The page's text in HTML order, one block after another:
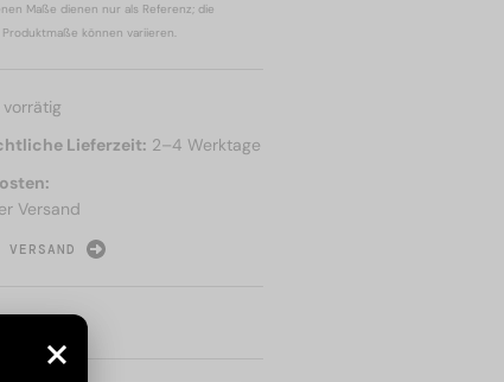
Maße dienen nur als Referenz; die
können variieren.
Lieferzeit: 2–4 Werktage
Versand